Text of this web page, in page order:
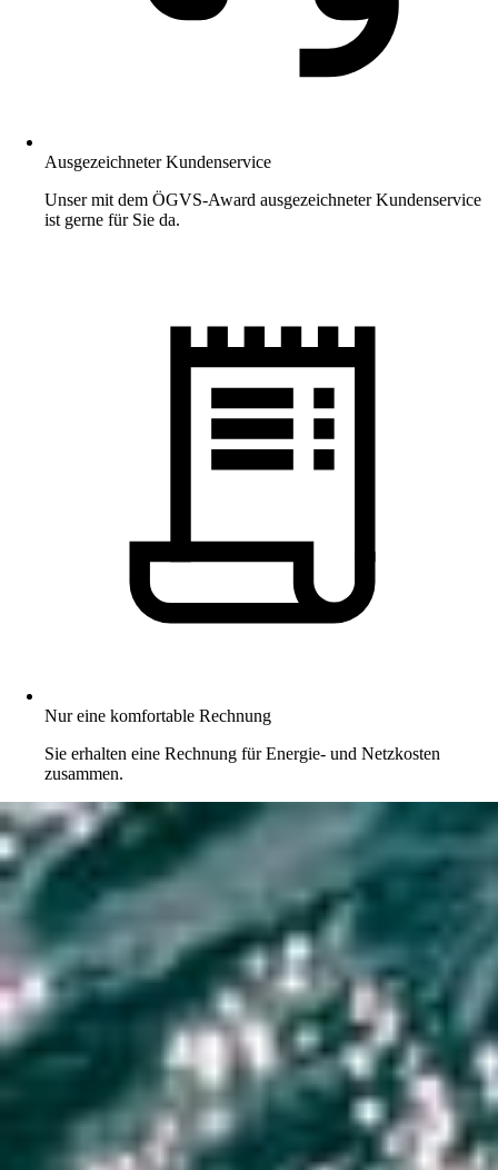
Ausgezeichneter Kundenservice
Unser mit dem ÖGVS-Award ausgezeichneter Kundenservice
ist gerne für Sie da.
Nur eine komfortable Rechnung
Sie erhalten eine Rechnung für Energie- und Netzkosten
zusammen.